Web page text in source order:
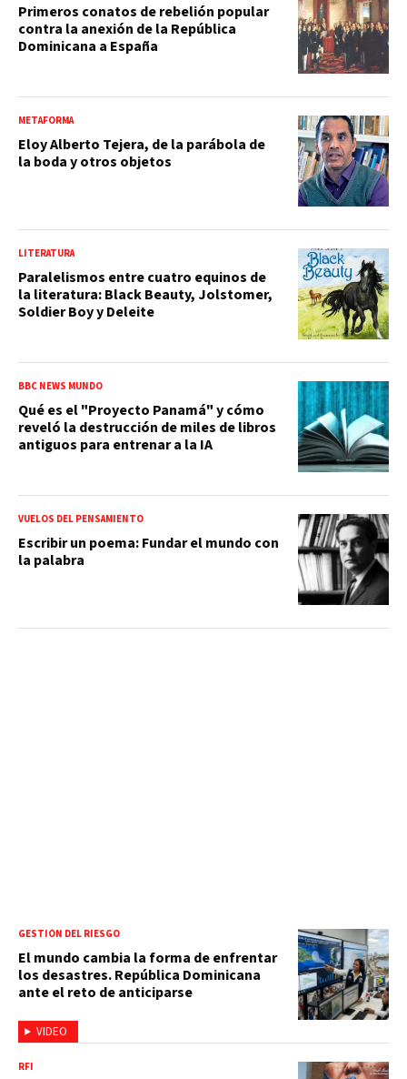
Primeros conatos de rebelión popular
contra la anexión de la República
Dominicana a España
METAFORMA
Eloy Alberto Tejera, de la parábola de
la boda y otros objetos
LITERATURA
Paralelismos entre cuatro equinos de
la literatura: Black Beauty, Jolstomer,
Soldier Boy y Deleite
BBC NEWS MUNDO
Qué es el "Proyecto Panamá" y cómo
reveló la destrucción de miles de libros
antiguos para entrenar a la IA
VUELOS DEL PENSAMIENTO
Escribir un poema: Fundar el mundo con
la palabra
VIDEO
GESTIÓN DEL RIESGO
El mundo cambia la forma de enfrentar
los desastres. República Dominicana
ante el reto de anticiparse
RFI